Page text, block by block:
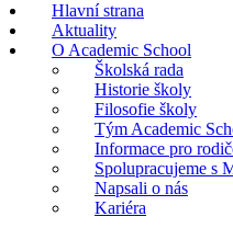
Hlavní strana
Aktuality
O Academic School
Školská rada
Historie školy
Filosofie školy
Tým Academic
Informace pro
Spolupracujeme s
Napsali o nás
Kariéra